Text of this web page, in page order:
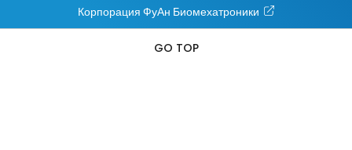
Корпорация ФуАн Биомехатроники
GO TOP